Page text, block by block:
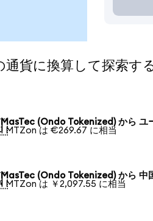
貨に換算して探索す
MasTec (Ondo Tokenized) から ユ
1 MTZon は €269.67 に相当
MasTec (Ondo Tokenized) から 中
1 MTZon は ￥2,097.55 に相当